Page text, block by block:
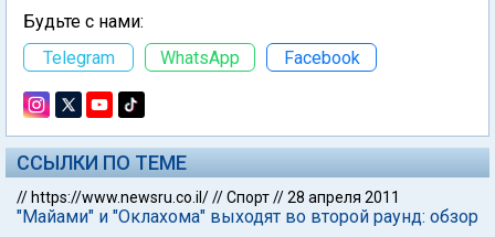
Будьте с нами:
Telegram
WhatsApp Facebook
ССЫЛКИ ПО ТЕМЕ
// https://www.newsru.co.il///Спорт//28 апреля 2011
"Майами" и "Оклахома" выходят во второй раунд: обзор